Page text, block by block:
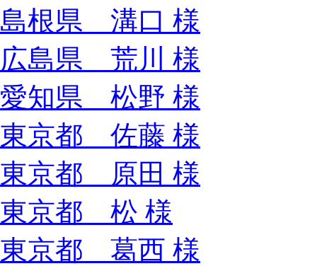
島根県 溝口 様
広島県 荒川 様
愛知県 松野 様
東京都 佐藤 様
東京都 原田 様
東京都 松 様
東京都 葛西 様